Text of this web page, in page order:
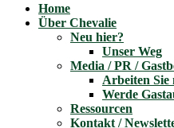
Home
Über Chevalie
Neu hier?
Unser Weg
Media / PR /
Arbeiten Sie
Werde
Ressourcen
Kontakt /